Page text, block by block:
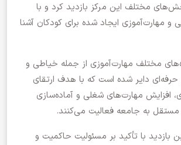
مختلف این مرکز بازدید کرد و با
مهارت‌آموزی ایجاد شده برای کودکان آشنا
مختلف مهارت‌آموزی از جمله خیاطی و
دایر شده است که با هدف ارتقای
افزایش مهارت‌های شغلی و آماده‌سازی
مستقل به جامعه فعالیت می‌کنند.
بازدید با تأکید بر مسئولیت حاکمیت و